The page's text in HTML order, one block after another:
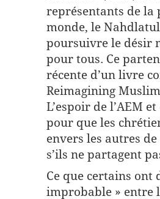
représentants de la
monde, le
poursuivre le désir
pour tous. Ce
récente d’un livre
Reimagining
L’espoir de l’AEM
pour que les
envers les autres
s’ils ne partagent
Ce que certains
improbable » entre